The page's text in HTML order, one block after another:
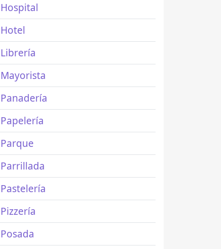
Hospital
Hotel
Librería
Mayorista
Panadería
Papelería
Parque
Parrillada
Pastelería
Pizzería
Posada